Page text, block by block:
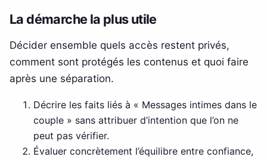
La démarche la plus utile
Décider ensemble quels accès restent privés,
comment sont protégés les contenus et quoi faire
après une séparation.
Décrire les faits liés à « Messages intimes dans le
couple » sans attribuer d’intention que l’on ne
peut pas vérifier.
Évaluer concrètement l’équilibre entre confiance,